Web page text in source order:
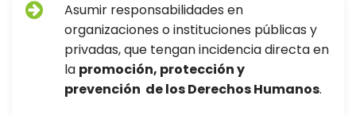
Asumir responsabilidades en
organizaciones o instituciones públicas y
privadas, que tengan incidencia directa en
la promoción, protección y
prevención de los Derechos Humanos.